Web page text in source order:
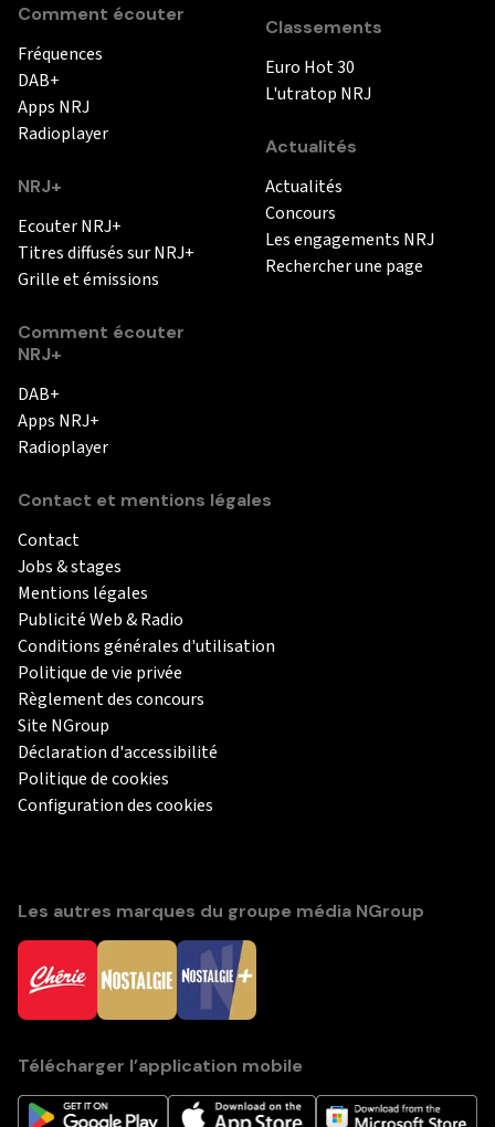
Comment écouter
Fréquences
DAB+
Apps NRJ
Radioplayer
NRJ+
Ecouter NRJ+
Titres diffusés sur NRJ+
Grille et émissions
Comment écouter
NRJ+
DAB+
Apps NRJ+
Radioplayer
Classements
Euro Hot 30
L'utratop NRJ
Actualités
Actualités
Concours
Les engagements NRJ
Rechercher une page
Contact et mentions légales
Contact
Jobs & stages
Mentions légales
Publicité Web & Radio
Conditions générales d'utilisation
Politique de vie privée
Règlement des concours
Site NGroup
Déclaration d'accessibilité
Politique de cookies
Configuration des cookies
Les autres marques du groupe média NGroup
Télécharger l’application mobile